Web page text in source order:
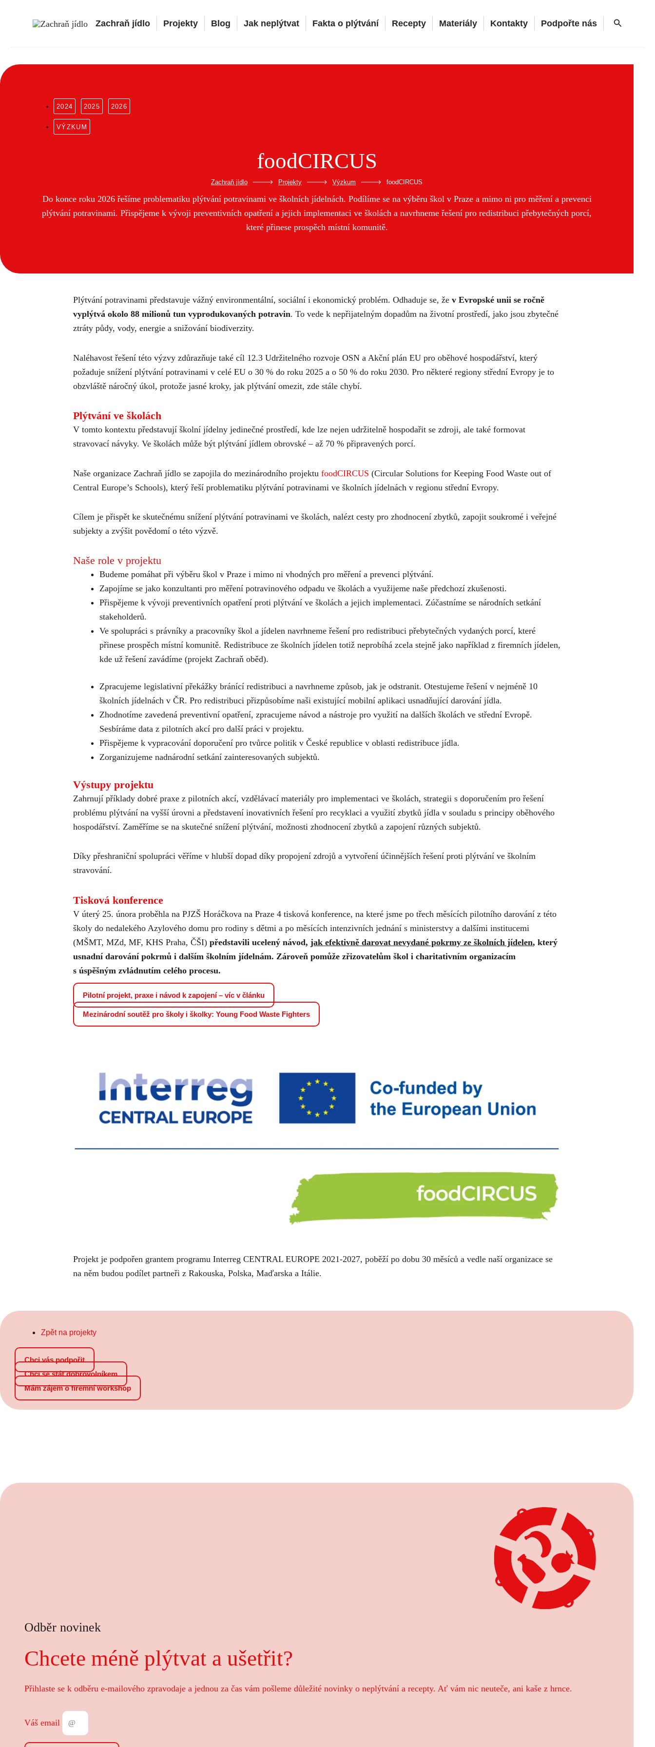
Zachraň jídlo Projekty Blog Jak neplýtvat Fakta o plýtvání Recepty Materiály Kontakty Podpořte nás Hledat
foodCIRCUS
Zachraň jídlo - Projekty - Výzkum - foodCIRCUS
Do konce roku 2026 řešíme problematiku plýtvání potravinami ve školních jídelnách. Podílíme se na výběru škol v Praze a mimo ni pro měření a prevenci
plýtvání potravinami. Přispějeme k vývoji preventivních opatření a jejich implementaci ve školách a navrhneme řešení pro redistribuci přebytečných porcí,
které přinese prospěch místní komunitě.
Plýtvání potravinami představuje vážný environmentální, sociální i ekonomický problém. Odhaduje se, že v Evropské unii se ročně
vyplýtvá okolo 88 milionů tun vyprodukovaných potravin. To vede k nepřijatelným dopadům na životní prostředí, jako jsou zbytečné
ztráty půdy, vody, energie a snižování biodiverzity.
Naléhavost řešení této výzvy zdůrazňuje také cíl 12.3 Udržitelného rozvoje OSN a Akční plán EU pro oběhové hospodářství, který
požaduje snížení plýtvání potravinami v celé EU o 30 % do roku 2025 a o 50 % do roku 2030. Pro některé regiony střední Evropy je to
obzvláště náročný úkol, protože jasné kroky, jak plýtvání omezit, zde stále chybí.
Plýtvání ve školách
V tomto kontextu představují školní jídelny jedinečné prostředí, kde lze nejen udržitelně hospodařit se zdroji, ale také formovat
stravovací návyky. Ve školách může být plýtvání jídlem obrovské – až 70 % připravených porcí.
Naše organizace Zachraň jídlo se zapojila do mezinárodního projektu foodCIRCUS (Circular Solutions for Keeping Food Waste out of
Central Europe’s Schools), který řeší problematiku plýtvání potravinami ve školních jídelnách v regionu střední Evropy.
Cílem je přispět ke skutečnému snížení plýtvání potravinami ve školách, nalézt cesty pro zhodnocení zbytků, zapojit soukromé i veřejné
subjekty a zvýšit povědomí o této výzvě.
Naše role v projektu
Budeme pomáhat při výběru škol v Praze i mimo ni vhodných pro měření a prevenci plýtvání.
Zapojíme se jako konzultanti pro měření potravinového odpadu ve školách a využijeme naše předchozí zkušenosti.
Přispějeme k vývoji preventivních opatření proti plýtvání ve školách a jejich implementaci. Zúčastníme se národních setkání
stakeholderů.
Ve spolupráci s právníky a pracovníky škol a jídelen navrhneme řešení pro redistribuci přebytečných vydaných porcí, které
přinese prospěch místní komunitě. Redistribuce ze školních jídelen totiž neprobíhá zcela stejně jako například z firemních jídelen,
kde už řešení zavádíme (projekt Zachraň oběd).
Zpracujeme legislativní překážky bránící redistribuci a navrhneme způsob, jak je odstranit. Otestujeme řešení v nejméně 10
školních jídelnách v ČR. Pro redistribuci přizpůsobíme naši existující mobilní aplikaci usnadňující darování jídla.
Zhodnotíme zavedená preventivní opatření, zpracujeme návod a nástroje pro využití na dalších školách ve střední Evropě.
Sesbíráme data z pilotních akcí pro další práci v projektu.
Přispějeme k vypracování doporučení pro tvůrce politik v České republice v oblasti redistribuce jídla.
Zorganizujeme nadnárodní setkání zainteresovaných subjektů.
Výstupy projektu
Zahrnují příklady dobré praxe z pilotních akcí, vzdělávací materiály pro implementaci ve školách, strategii s doporučením pro řešení
problému plýtvání na vyšší úrovni a představení inovativních řešení pro recyklaci a využití zbytků jídla v souladu s principy oběhového
hospodářství. Zaměříme se na skutečné snížení plýtvání, možnosti zhodnocení zbytků a zapojení různých subjektů.
Díky přeshraniční spolupráci věříme v hlubší dopad díky propojení zdrojů a vytvoření účinnějších řešení proti plýtvání ve školním
stravování.
Tisková konference
V úterý 25. února proběhla na PJZŠ Horáčkova na Praze 4 tisková konference, na které jsme po třech měsících pilotního darování z této
školy do nedalekého Azylového domu pro rodiny s dětmi a po měsících intenzivních jednání s ministerstvy a dalšími institucemi
(MŠMT, MZd, MF, KHS Praha, ČŠI) představili ucelený návod, jak efektivně darovat nevydané pokrmy ze školních jídelen, který
usnadní darování pokrmů i dalším školním jídelnám. Zároveň pomůže zřizovatelům škol i charitativním organizacím
s úspěšným zvládnutím celého procesu.
Pilotní projekt, praxe i návod k zapojení – víc v článku
Mezinárodní soutěž pro školy i školky: Young Food Waste Fighters
Projekt je podpořen grantem programu Interreg CENTRAL EUROPE 2021-2027, poběží po dobu 30 měsíců a vedle naší organizace se
na něm budou podílet partneři z Rakouska, Polska, Maďarska a Itálie.
Zpět na projekty
Chci vás podpořit
Chci se stát dobrovolníkem
Mám zájem o firemní workshop
Odběr novinek
Chcete méně plýtvat a ušetřit?
Přihlaste se k odběru e-mailového zpravodaje a jednou za čas vám pošleme důležité novinky o neplýtvání a recepty. Ať vám nic neuteče, ani kaše z hrnce.
Váš email